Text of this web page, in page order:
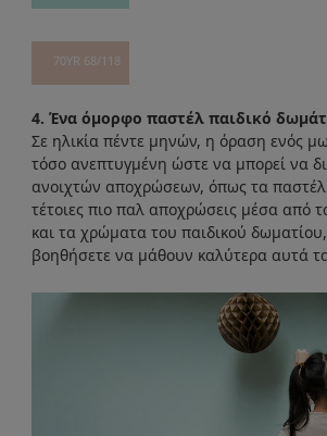
70YR 68/118
4. Ένα όμορφο παστέλ παιδικό
Σε ηλικία πέντε μηνών, η όραση ενός
τόσο ανεπτυγμένη ώστε να μπορεί να
ανοιχτών αποχρώσεων, όπως τα
τέτοιες πιο παλ αποχρώσεις μέσα από
και τα χρώματα του παιδικού
βοηθήσετε να μάθουν καλύτερα αυτά